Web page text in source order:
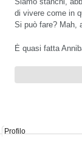
di vivere come in
Si può fare? Mah,
Ė quasi fatta
Profilo